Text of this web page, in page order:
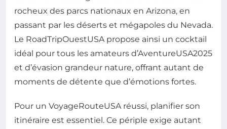
rocheux des parcs nationaux en Arizona, en
passant par les déserts et mégapoles du Nevada.
Le RoadTripOuestUSA propose ainsi un cocktail
idéal pour tous les amateurs d’AventureUSA2025
et d’évasion grandeur nature, offrant autant de
moments de détente que d’émotions fortes.
Pour un VoyageRouteUSA réussi, planifier son
itinéraire est essentiel. Ce périple exige autant